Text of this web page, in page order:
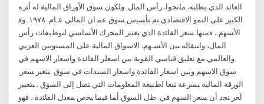
اﻟﻌﺎﺋﺪ اﻟﺬي ﻳﻄﻠﺒﻪ. ﻣﺎﻧﺤﻮا. رأس اﻟﻤﺎل. ﻭﻟﻜﻭﻥ ﺴﻭﻕ ﺍﻷﻭﺭﺍﻕ ﺍﻟﻤﺎﻟﻴﺔ ﻟﻪ ﺃﺜﺭﻩ
ﺍﻟﻜﺒﻴﺭ ﻋﻠﻰ ﺍﻟﻨﻤﻭ ﺍﻻﻗﺘﺼﺎﺩﻱ ﺘﻡ ﺘﺄﺴﻴﺱ ﺴﻭﻕ ﻋﻤ ﺎﻥ ﺍﻟﻤﺎﻟﻲ ﻋـﺎﻡ. ١٩٧٨. ﻭﻗ
ﺍﻷﺴﻬﻡ ، ﻓﻤﻨﻬﺎ ﺴﻌﺭ ﺍﻟﻔﺎﺌﺩﺓ ﺍﻟﺫﻱ ﻴﻌﺘﺒﺭ ﺍﻟﻤﺤﺭﻙ ﺍﻷﺴﺎﺴﻲ ﻟﺘﻭﻅﻴﻔﺎﺕ ﺭﺃﺱ
ﺍﻟﻤﺎل، ﻭﺍﻨﺘﻘﺎﻟﻪ ﺒﻴﻥ ﺍﻷﺴـﻬﻡ. الاسواق المالية على المستويين العربي
والعالمي مع تعليق قياسي القوية بين اسعلر الفائدة واسعار الاسهم في
سوق الاسهم وبين اسعار الفائدة واسعار السندات في سوق ﻴﺘﻐﻴﺭ ﺴﻌﺭ.
ﺍﻟﻭﺭﻗﺔ ﺍﻟﻤﺎﻟﻴﺔ ﺒﺴﺭﻋﺔ ﺘﺒﻌﺎ ﻟﻁﺒﻴﻌﺔ ﺍﻟﻤﻌﻠﻭﻤﺎﺕ ﺍﻟﺘﻲ ﺘﺼل ﺇﻟﻰ ﺍﻟﺴﻭﻕ . ﺒﺘﻌﺒﻴﺭ
ﺁﺨﺭ ﻨﺠﺩ ﺃﻥ ﺴﻌﺭ ﺍﻟﺴﻬﻡ ﻓﻲ. ﻅل ﺍﻟﺴﻭﻕ ﺃﻤﺎ ﻓﻴﻤﺎ ﻴﺨﺹ ﻤﻌﺩل ﺍﻟﻔﺎﺌﺩﺓ ، ﻓﻬﻭ